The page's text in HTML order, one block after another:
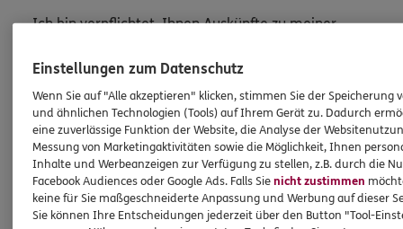
Ich bin verpflichtet, Ihnen Auskünfte zu meiner
sowie auch gesetzliche Regelungen halten mich
dazu an. Ich biete Beratung an, für die
Versicherungsvermittlung erhalte ich Provision,
ferner sonstige Zuwendungen.
Mehr Informationen
Einstellungen zum Datenschutz
Wenn Sie auf "Alle akzeptieren" klicken, stimmen Sie der Speicherung
und ähnlichen Technologien (Tools) auf Ihrem Gerät zu. Dadurch
eine zuverlässige Funktion der Website, die Analyse der
Messung von Marketingaktivitäten sowie die Möglichkeit, Ihnen
Inhalte und Werbeanzeigen zur Verfügung zu stellen, z.B. durch die
Facebook Audiences oder Google Ads. Falls Sienicht zustimmen
keine für Sie maßgeschneiderte Anpassung und Werbung auf dieser
Sie können Ihre Entscheidungen jederzeit über den Button "Tool-